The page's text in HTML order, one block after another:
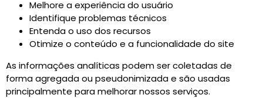
Melhore a experiência do usuário
Identifique problemas técnicos
Entenda o uso dos recursos
Otimize o conteúdo e a funcionalidade do site
As informações analíticas podem ser coletadas de
forma agregada ou pseudonimizada e são usadas
principalmente para melhorar nossos serviços.